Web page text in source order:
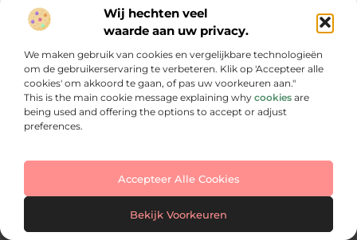
Wij hechten veel
waarde aan uw privacy.
We maken gebruik van cookies en vergelijkbare technologieën
om de gebruikerservaring te verbeteren. Klik op 'Accepteer alle
cookies' om akkoord te gaan, of pas uw voorkeuren aan."
This is the main cookie message explaining why cookies are
being used and offering the options to accept or adjust
preferences.
Accepteer Alle Cookies
Bekijk Voorkeuren
verhalen, tips en visuele inspiratie. Laat je verrassen en
verrijk je kijk op fotografie.
Bericht categorie